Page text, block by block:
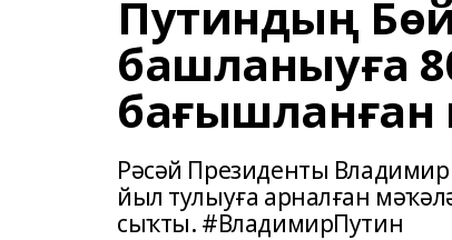
Путиндың
башланыуға
Рәсәй Президенты
йыл тулыуға арналған
сыҡты. #ВладимирПутин